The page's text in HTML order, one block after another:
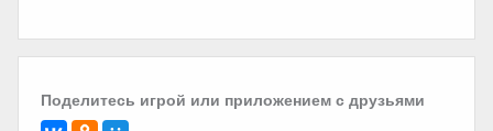
Поделитесь игрой или приложением с друзьями